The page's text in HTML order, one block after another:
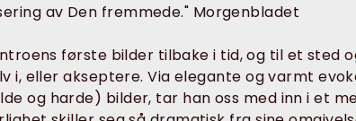
av Den fremmede." Morgenbladet
første bilder tilbake i tid, og til et sted
i, eller akseptere. Via elegante og varmt
og harde) bilder, tar han oss med inn i et